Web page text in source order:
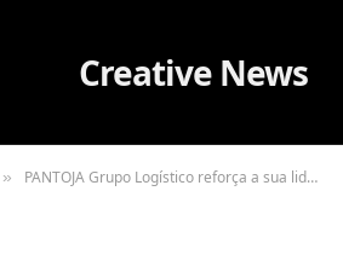
» PANTOJA Grupo Logístico reforça a sua liderança em Portugal com a abertura de um novo armazém em Lisboa